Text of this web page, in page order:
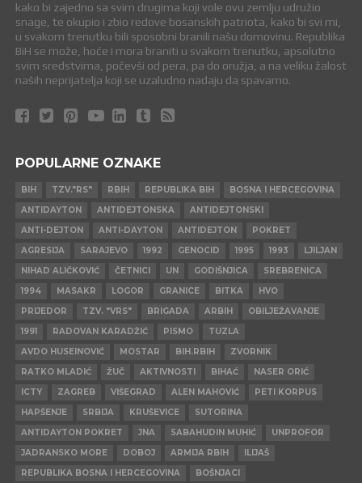
kako bi zajedno sa svim drugima koji vole ovu zemlju udružio
snage, te okupio i zbio redove bosanskih patriota, kako bi svi mi,
u svakom trenutku bili sposobni branili našu domovinu. Republika
BiH se može, hoće i mora braniti u svakom trenutku, apsolutno
svim sredstvima, počevši od pera, pa do oružja, a na veliku žalost
naših neprijatelja koji se uzaludno nadaju da spavamo.
POPULARNE OZNAKE
BIH TZV."RS" RBIH REPUBLIKA BIH
BOSNA I HERCEGOVINA
ANTIDAYTON
ANTIDEJTONSKA
ANTIDEJTONSKI
ANTI-DEJTON
ANTI-DAYTON ANTIDEJTON
POKRET
AGRESIJA
SARAJEVO 1992 GENOCID 1995 1993
LJILJAN
NIHAD ALIČKOVIĆ
ČETNICI UN GODIŠNJICA
SREBRENICA
1994
MASAKR LOGOR GRANICE BITKA
HVO
PRIJEDOR
TZV. "VRS" BRIGADA ARBIH
OBILJEŽAVANJE
1991
RADOVAN KARADŽIĆ PISMO
TUZLA
AVDO HUSEINOVIĆ
MOSTAR BIH.RBIH
ZVORNIK
RATKO MLADIĆ
ŽUČ AKTIVNOSTI BIHAĆ
NASER ORIĆ
ICTY
ZAGREB VIŠEGRAD ALEN MAHOVIĆ
PETI KORPUS
HAPŠENJE
SRBIJA KRUŠEVICE
SUTORINA
ANTIDAYTON POKRET
JNA SABAHUDIN MUHIĆ
UNPROFOR
JADRANSKO MORE
DOBOJ ARMIJA RBIH
ILIJAŠ
REPUBLIKA BOSNA I HERCEGOVINA
BOŠNJACI